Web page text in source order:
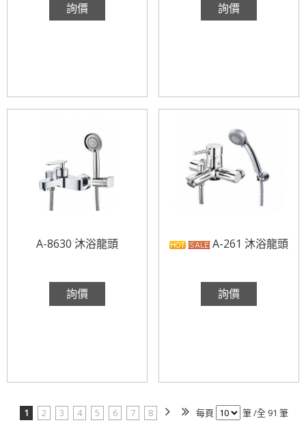
詢價 詢價
A-8630 沐浴龍頭
詢價
A-261 沐浴龍頭
詢價
1 2 3 4 5 6 7 8 每頁 筆 /全 91 筆